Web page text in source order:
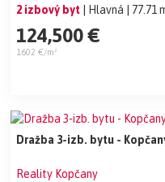
2 izbový byt
| Hlavná | 77.71
124,500 €
1602 €/m²
Dražba 3-izb. bytu -
Reality Kopčany